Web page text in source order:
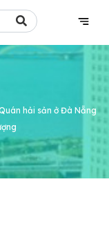
hải sản ở Đà Nẵng